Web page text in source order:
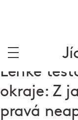
Lehké
okraje: Z
pravá